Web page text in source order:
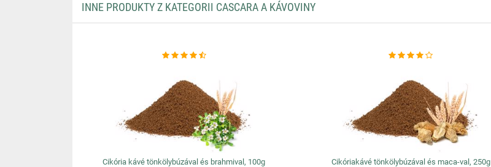
INNE PRODUKTY Z KATEGORII CASCARA A KÁVOVINY
Cikória kávé tönkölybúzával és brahmival, 100g Cikóriakávé tönkölybúzával és maca-val, 250g